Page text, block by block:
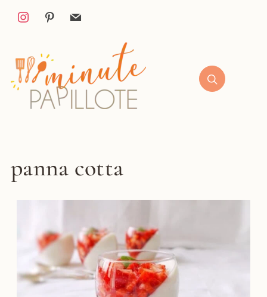
panna cotta